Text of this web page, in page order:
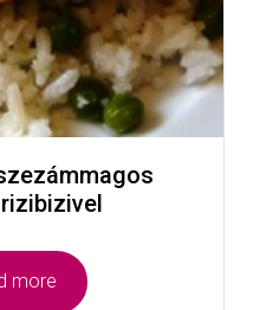
more